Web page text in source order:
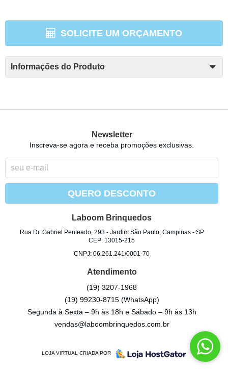
SOLICITE UM ORÇAMENTO
Informações do Produto
Newsletter
Inscreva-se agora e receba promoções exclusivas.
QUERO DESCONTO
Laboom Brinquedos
Rua Dr. Gabriel Penteado, 293- Jardim São Paulo, Campinas- SP
CEP: 13015-215
CNPJ: 06.261.241/0001-70
Atendimento
(19) 3207-1968
(19) 99230-8715 (WhatsApp)
Segunda à Sexta – 9h às 18h e Sábado – 9h às 13h
vendas@laboombrinquedos.com.br
LOJA VIRTUAL CRIADA POR